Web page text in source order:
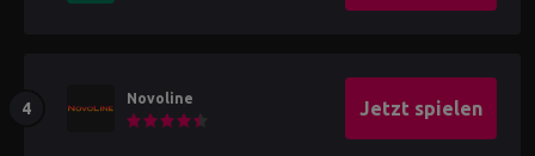
Novoline Jetzt spielen